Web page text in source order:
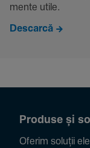
mente utile.
Descarcă
Produse și
Oferim soluții